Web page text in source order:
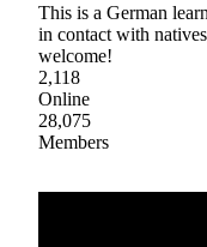
This is a German
in contact with
welcome!
2,118
Online
28,075
Members